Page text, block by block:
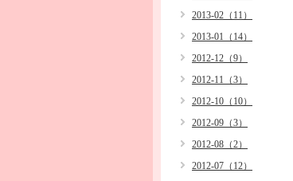
2013-02（11）
2013-01（14）
2012-12（9）
2012-11（3）
2012-10（10）
2012-09（3）
2012-08（2）
2012-07（12）